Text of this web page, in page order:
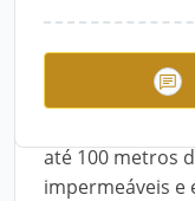
que é içado na
"desenrola"
até 100 metros
impermeáveis e